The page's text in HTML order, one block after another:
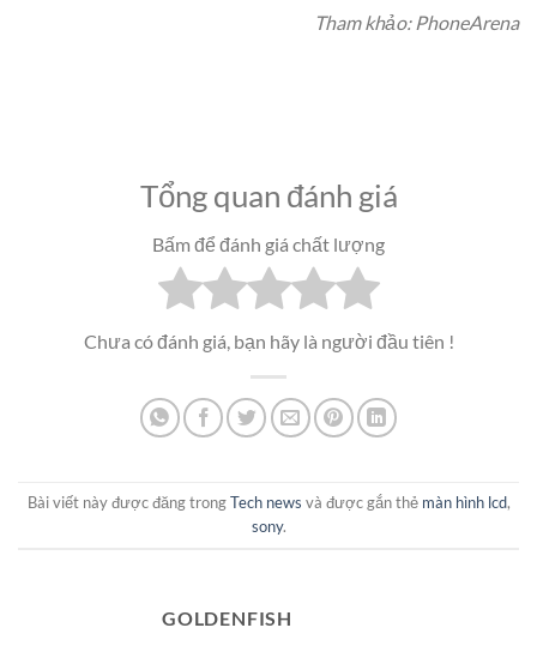
Tham khảo: PhoneArena
Tổng quan đánh giá
Bấm để đánh giá chất lượng
Chưa có đánh giá, bạn hãy là người đầu tiên !
Bài viết này được đăng trongTech news và được gắn thẻ màn hình lcd,
sony.
GOLDENFISH